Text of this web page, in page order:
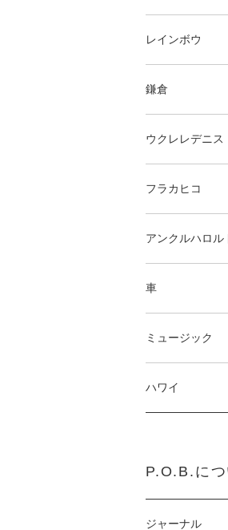
レインボウ
鎌倉
ウクレレデニス
フラカヒコ
アンクルハロル
車
ミュージック
ハワイ
P.O.B.につ
ジャーナル